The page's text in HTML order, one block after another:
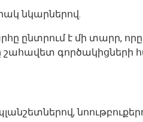
նկարներով.
ընտրում է մի տարր,
շահավետ գործակիցների